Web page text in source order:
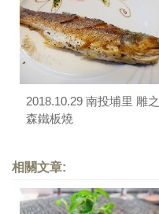
2018.10.29 南投埔里 雕之
森鐵板燒
相關文章: